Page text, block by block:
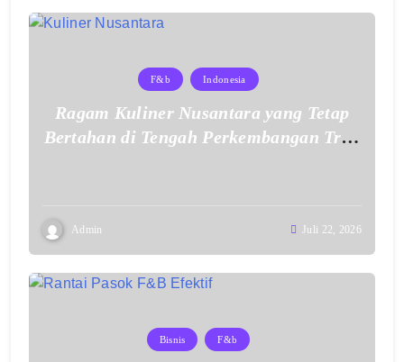
F&b Indonesia
Ragam Kuliner Nusantara yang Tetap
Bertahan di Tengah Perkembangan Tren
Admin Juli 22, 2026
Bisnis F&b